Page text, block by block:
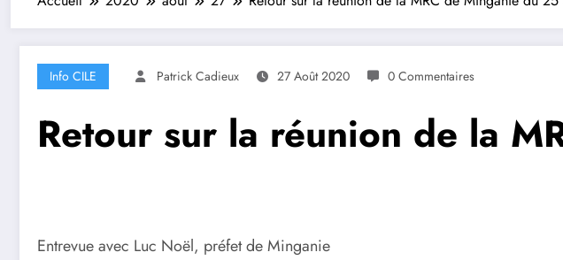
Info CILE Patrick Cadieux 27 Août 2020 0 Commentaires
Retour sur la réunion de la
Entrevue avec Luc Noël, préfet de Minganie